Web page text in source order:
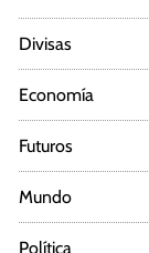
Divisas
Economía
Futuros
Mundo
Política